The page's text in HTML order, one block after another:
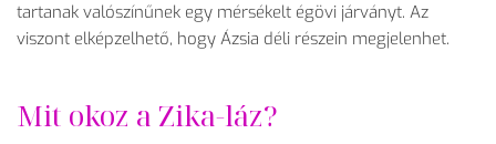
tartanak valószínűnek egy mérsékelt égövi járványt. Az
viszont elképzelhető, hogy Ázsia déli részein megjelenhet.
Mit okoz a Zika-láz?